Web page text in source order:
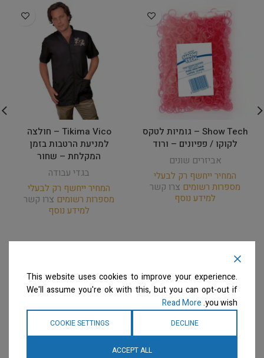
Show Tech – גומיות לטקס
לקוקו / פפיונים – ורוד
אביזרים שונים
המחיר ייחשף רק לבעלי
מספרות רשומים צרו קשר
למידע נוסף
Tikima Vico – חולצה
למניעת הרטבות בזמן
המקלחת – שחור
בגדי עבודה
המחיר ייחשף רק לבעלי
מספרות רשומים צרו קשר
למידע נוסף
This website uses cookies to improve your experience.
We'll assume you're ok with this, but you can opt-out if
you wish.
Read More
DECLINE
COOKIE SETTINGS
ACCEPT ALL